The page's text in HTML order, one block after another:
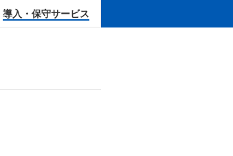
導入・保守サービス